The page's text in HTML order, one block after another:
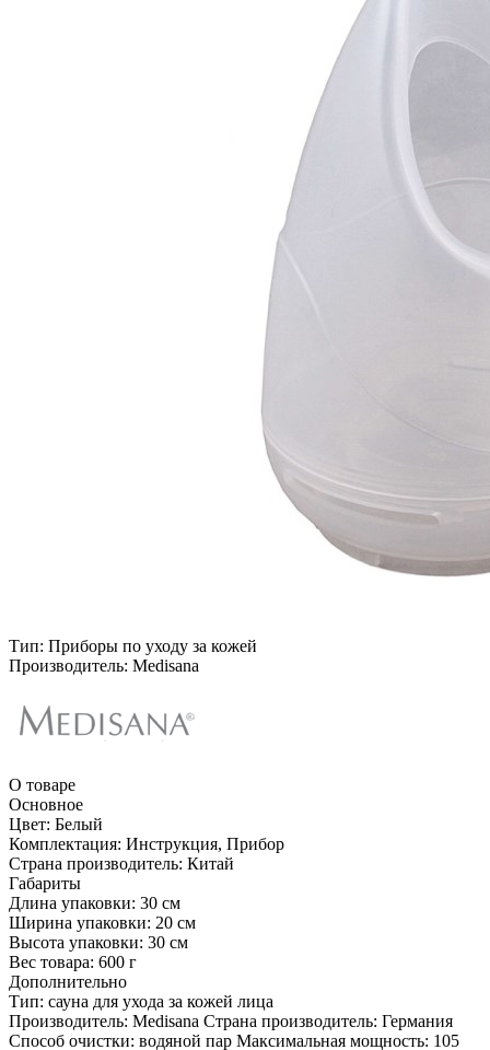
Тип: Приборы по уходу за кожей
Производитель: Medisana
О товаре
Основное
Цвет: Белый
Комплектация: Инструкция, Прибор
Страна производитель: Китай
Габариты
Длина упаковки: 30 см
Ширина упаковки: 20 см
Высота упаковки: 30 см
Вес товара: 600 г
Дополнительно
Тип: сауна для ухода за кожей лица
Производитель: Medisana Страна производитель: Германия
Способ очистки: водяной пар Максимальная мощность: 105